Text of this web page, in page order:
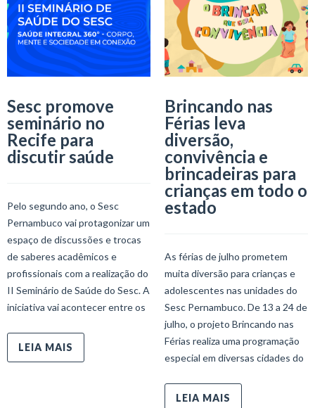
Sesc promove
seminário no
Recife para
discutir saúde
Pelo segundo ano, o Sesc
Pernambuco vai protagonizar um
espaço de discussões e trocas
de saberes acadêmicos e
profissionais com a realização do
II Seminário de Saúde do Sesc. A
iniciativa vai acontecer entre os
LEIA MAIS
Brincando nas
Férias leva
diversão,
convivência e
brincadeiras para
crianças em todo o
estado
As férias de julho prometem
muita diversão para crianças e
adolescentes nas unidades do
Sesc Pernambuco. De 13 a 24 de
julho, o projeto Brincando nas
Férias realiza uma programação
especial em diversas cidades do
LEIA MAIS